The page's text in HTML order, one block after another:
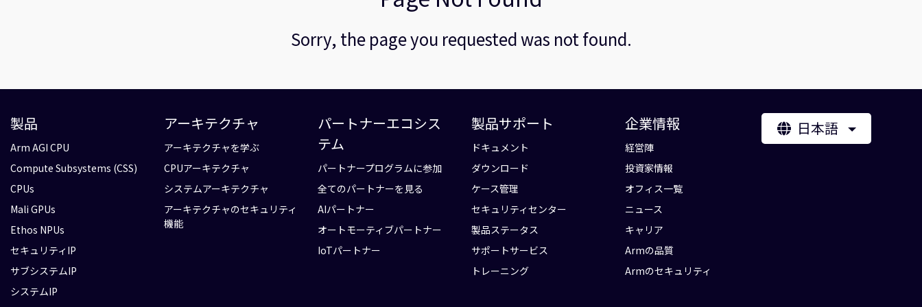
Sorry, the page you requested was not found.
製品
Arm AGI CPU
Compute Subsystems (CSS)
CPUs
Mali GPUs
Ethos NPUs
セキュリティIP
サブシステムIP
システムIP
アーキテクチャ
アーキテクチャを学ぶ
CPUアーキテクチャ
システムアーキテクチャ
アーキテクチャのセキュリティ
機能
パートナーエコシス
テム
パートナープログラムに参加
全てのパートナーを見る
AIパートナー
オートモーティブパートナー
IoTパートナー
製品サポート
ドキュメント
ダウンロード
ケース管理
セキュリティセンター
製品ステータス
サポートサービス
トレーニング
企業情報
経営陣
投資家情報
オフィス一覧
ニュース
キャリア
Armの品質
Armのセキュリティ
日本語